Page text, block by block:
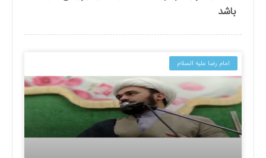
باشد
امام رضا علیه السلام